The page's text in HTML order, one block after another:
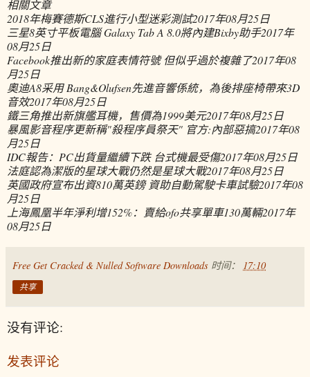
相關文章
2018年梅賽德斯CLS進行小型迷彩測試2017年08月25日
三星8英寸平板電腦 Galaxy Tab A 8.0將內建Bixby助手2017年
08月25日
Facebook推出新的家庭表情符號 但似乎過於複雜了2017年08
月25日
奧迪A8采用 Bang&Olufsen先進音響係統，為後排座椅帶來3D
音效2017年08月25日
鐵三角推出新旗艦耳機，售價為1999美元2017年08月25日
暴風影音程序更新稱"殺程序員祭天" 官方:內部惡搞2017年08
月25日
IDC報告：PC出貨量繼續下跌 台式機最受傷2017年08月25日
法庭認為潔版的星球大戰仍然是星球大戰2017年08月25日
英國政府宣布出資810萬英鎊 資助自動駕駛卡車試驗2017年08
月25日
上海鳳凰半年淨利增152%：賣給ofo共享單車130萬輛2017年
08月25日
Free Get Cracked & Nulled Software Downloads 时间： 17:10
共享
没有评论:
发表评论